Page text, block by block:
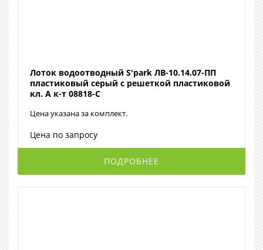
Лоток водоотводный S'park ЛВ-10.14.07-ПП
пластиковый серый с решеткой пластиковой
кл. A к-т 08818-С
Цена указана за комплект.
Цена по запросу
ПОДРОБНЕЕ